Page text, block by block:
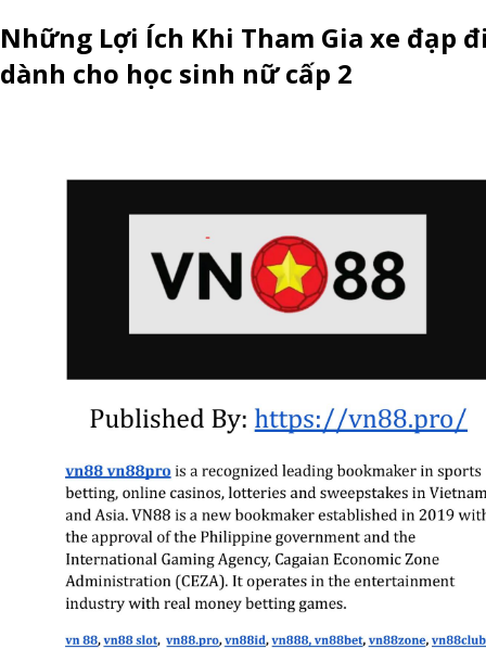
Những Lợi Ích Khi Tham Gia xe đạp
dành cho học sinh nữ cấp 2